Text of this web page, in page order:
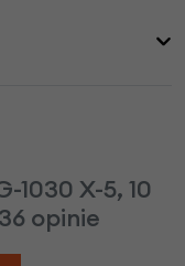
1030 X-5, 10
opinie